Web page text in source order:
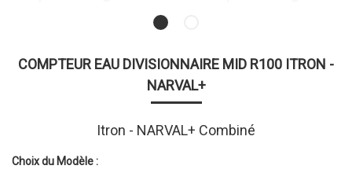
COMPTEUR EAU DIVISIONNAIRE MID R100 ITRON -
NARVAL+
Itron - NARVAL+ Combiné
Choix du Modèle :